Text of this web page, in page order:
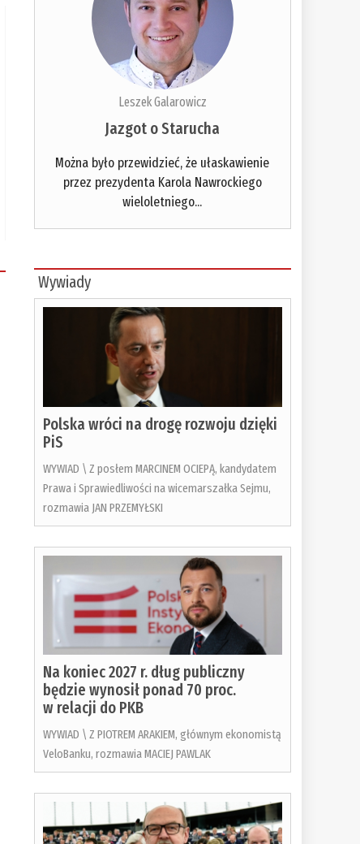
Leszek Galarowicz
Jazgot o Starucha
Można było przewidzieć, że ułaskawienie
przez prezydenta Karola Nawrockiego
wieloletniego...
Wywiady
Polska wróci na drogę rozwoju dzięki
PiS
WYWIAD \ Z posłem MARCINEM OCIEPĄ, kandydatem
Prawa i Sprawiedliwości na wicemarszałka Sejmu,
rozmawia JAN PRZEMYŁSKI
Na koniec 2027 r. dług publiczny
będzie wynosił ponad 70 proc.
w relacji do PKB
WYWIAD \ Z PIOTREM ARAKIEM, głównym ekonomistą
VeloBanku, rozmawia MACIEJ PAWLAK